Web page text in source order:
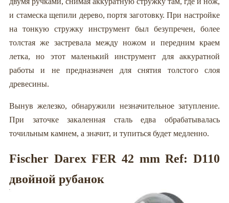
и стамеска щепили дерево, портя заготовку. При настройке
на тонкую стружку инструмент был безупречен, более
толстая же застревала между ножом и передним краем
летка, но этот маленький инструмент для аккуратной
работы и не предназначен для снятия толстого слоя
древесины.
Вынув железко, обнаружили незначительное затупление.
При заточке закаленная сталь едва обрабатывалась
точильным камнем, а значит, и тупиться будет медленно.
Fischer Darex FER 42 mm Ref: D110
двойной рубанок